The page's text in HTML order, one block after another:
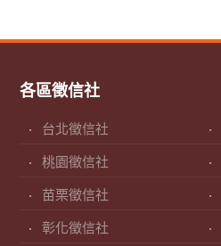
各區徵信社
台北徵信社
桃園徵信社
苗栗徵信社
彰化徵信社